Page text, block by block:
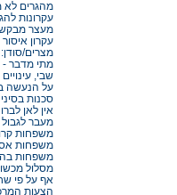
מהגרים לא
עקרונות
מעצר
עקרון
מצרים/
מתי מדבר -
שבי,
על הנעשה
סכנות
אין לאן
מעבר
משפחות
משפחות
משפחות
מסלול
אף על פי
הצעות